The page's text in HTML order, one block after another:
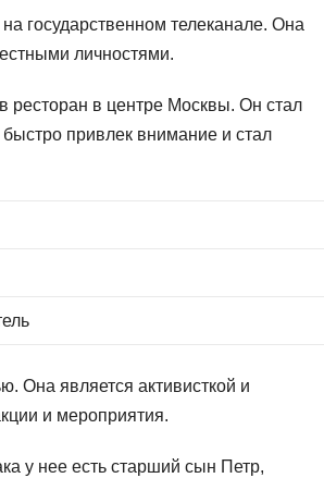
государственном телеканале. Она
личностями.
ресторан в центре Москвы. Он стал
привлек внимание и стал
Она является активисткой и
и мероприятия.
у нее есть старший сын Петр,